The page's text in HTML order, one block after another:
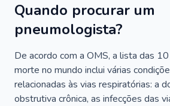
Quando procurar um
pneumologista?
De acordo com a OMS, a lista das
morte no mundo inclui várias
relacionadas às vias respiratórias: a
obstrutiva crônica, as infecções das